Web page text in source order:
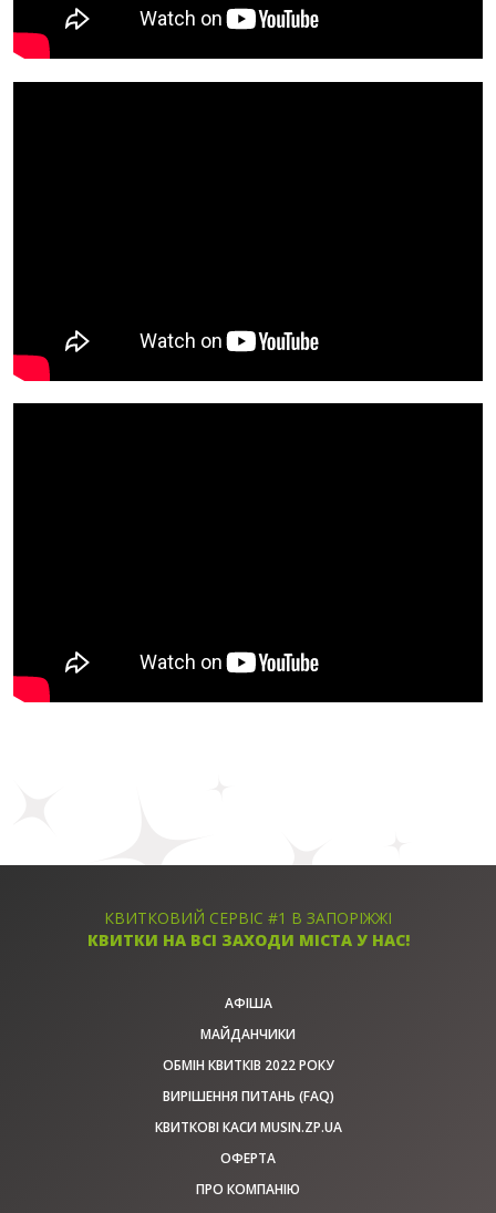
КВИТКОВИЙ СЕРВІС #1 В ЗАПОРІЖЖІ
КВИТКИ НА ВСІ ЗАХОДИ МІСТА У НАС!
АФІША
МАЙДАНЧИКИ
ОБМІН КВИТКІВ 2022 РОКУ
ВИРІШЕННЯ ПИТАНЬ (FAQ)
КВИТКОВІ КАСИ MUSIN.ZP.UA
ОФЕРТА
ПРО КОМПАНІЮ